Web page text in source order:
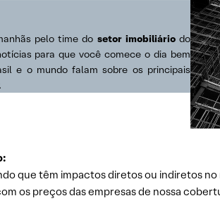
pelo time do setor imobiliáriodo
para que você comece o dia bem
e o mundo falam sobre os principais
que têm impactos diretos ou indiretos no
os preços das empresas de nossa